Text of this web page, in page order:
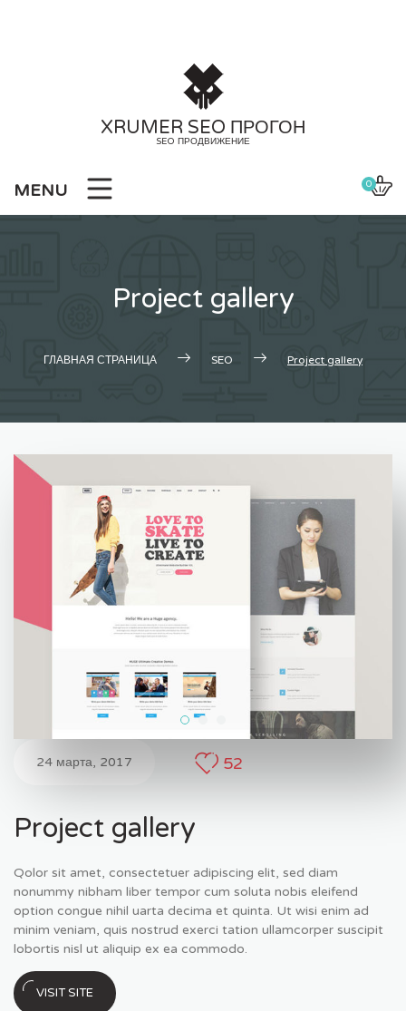
XRUMER SEO ПРОГОН
SEO ПРОДВИЖЕНИЕ
MENU 0
Project gallery
ГЛАВНАЯ СТРАНИЦА SEO Project gallery
24 марта, 2017 52
Project gallery
Qolor sit amet, consectetuer adipiscing elit, sed diam
nonummy nibham liber tempor cum soluta nobis eleifend
option congue nihil uarta decima et quinta. Ut wisi enim ad
minim veniam, quis nostrud exerci tation ullamcorper suscipit
lobortis nisl ut aliquip ex ea commodo.
VISIT SITE